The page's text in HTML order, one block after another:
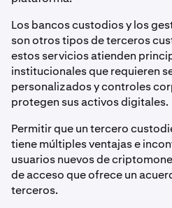
Los bancos custodios y los
son otros tipos de terceros
estos servicios atienden
institucionales que requieren
personalizados y controles
protegen sus activos digitales.
Permitir que un tercero
tiene múltiples ventajas e
usuarios nuevos de
de acceso que ofrece un
terceros.